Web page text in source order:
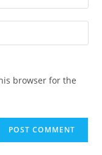
browser for the